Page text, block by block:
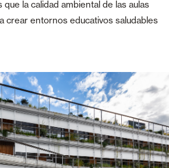
la calidad ambiental de las aulas
crear entornos educativos saludables